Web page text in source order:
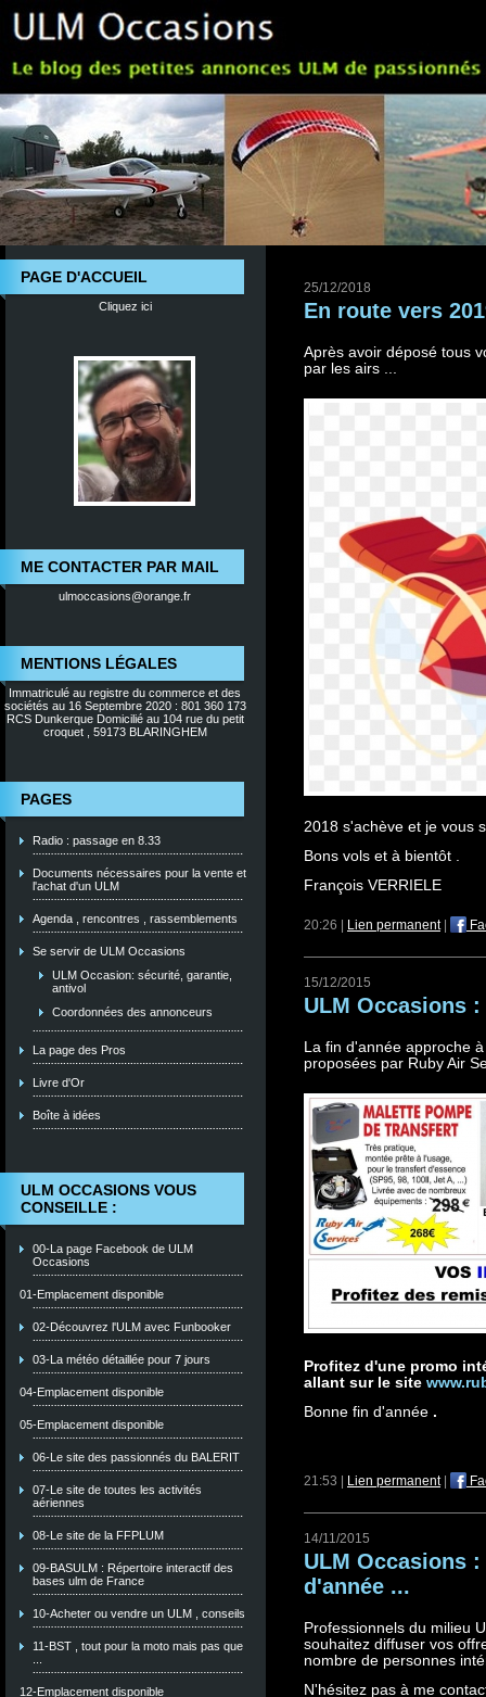
PAGE D'ACCUEIL
Cliquez ici
ME CONTACTER PAR MAIL
ulmoccasions@orange.fr
MENTIONS LÉGALES
Immatriculé au registre du commerce et des
sociétés au 16 Septembre 2020 : 801 360 173
RCS Dunkerque Domicilié au 104 rue du petit
croquet , 59173 BLARINGHEM
PAGES
Radio : passage en 8.33
Documents nécessaires pour la vente et
l'achat d'un ULM
Agenda , rencontres , rassemblements
Se servir de ULM Occasions
ULM Occasion: sécurité, garantie,
antivol
Coordonnées des annonceurs
La page des Pros
Livre d'Or
Boîte à idées
ULM OCCASIONS VOUS
CONSEILLE :
00-La page Facebook de ULM
Occasions
01-Emplacement disponible
02-Découvrez l'ULM avec Funbooker
03-La météo détaillée pour 7 jours
04-Emplacement disponible
05-Emplacement disponible
06-Le site des passionnés du BALERIT
07-Le site de toutes les activités
aériennes
08-Le site de la FFPLUM
09-BASULM : Répertoire interactif des
bases ulm de France
10-Acheter ou vendre un ULM , conseils
11-BST , tout pour la moto mais pas que
12-Emplacement disponible
25/12/2018
En route vers
Après avoir déposé tous
par les airs ...
2018 s'achève et je vous
Bons vols et à bientôt .
François VERRIELE
20:26 | Lien permanent|
15/12/2015
ULM Occasions
La fin d'année approche
proposées par Ruby Air
Profitez d'une promo
allant sur le site
Bonne fin d'année .
21:53 | Lien permanent|
14/11/2015
ULM Occasions
d'année ...
Professionnels du milieu
souhaitez diffuser vos
nombre de personnes
N'hésitez pas à me